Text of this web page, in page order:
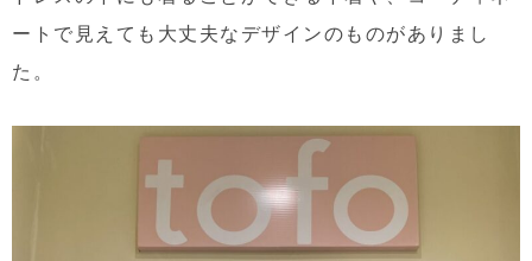
ートで見えても大丈夫なデザインのものがありまし
た。